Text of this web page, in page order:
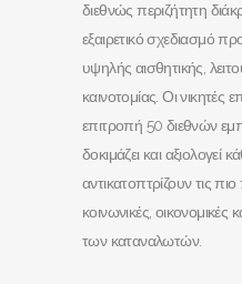
διεθνώς περιζήτητη
εξαιρετικό σχεδιασμό
υψηλής αισθητικής,
καινοτομίας. Οι νικητές
επιτροπή 50 διεθνών
δοκιμάζει και αξιολογεί
αντικατοπτρίζουν τις
κοινωνικές, οικονομικές
των καταναλωτών.